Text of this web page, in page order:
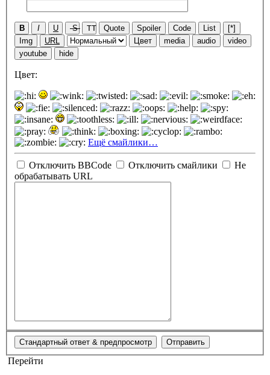
B I U S TT Quote Spoiler Code List
[*]
Img
URL Цвет media audio
video
youtube
hide
Цвет:
Ещё смайлики…
Отключить BBCode Отключить смайлики
Не
обрабатывать URL
Перейти